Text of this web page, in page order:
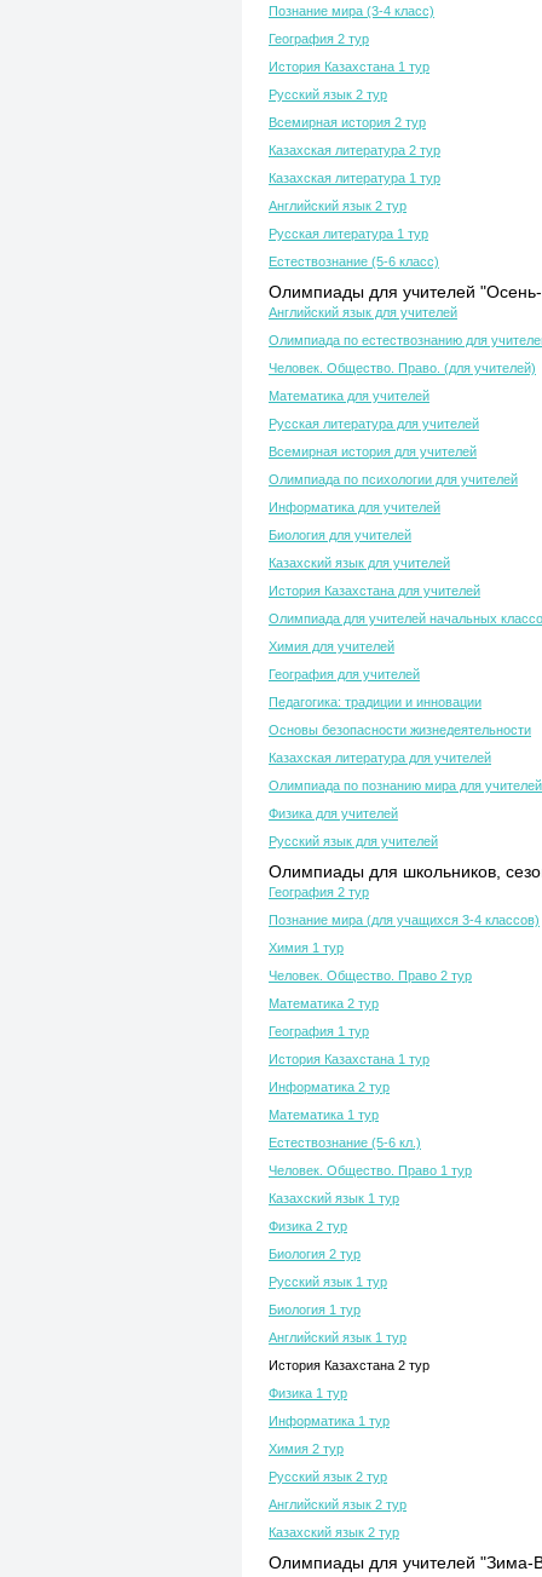
Познание мира (3-4 класс)
География 2 тур
История Казахстана 1 тур
Русский язык 2 тур
Всемирная история 2 тур
Казахская литература 2 тур
Казахская литература 1 тур
Английский язык 2 тур
Русская литература 1 тур
Естествознание (5-6 класс)
Олимпиады для учителей
Английский язык для учителей
Олимпиада по естествознанию для
Человек. Общество. Право. (для учителей)
Математика для учителей
Русская литература для учителей
Всемирная история для учителей
Олимпиада по психологии для учителей
Информатика для учителей
Биология для учителей
Казахский язык для учителей
История Казахстана для учителей
Олимпиада для учителей начальных
Химия для учителей
География для учителей
Педагогика: традиции и инновации
Основы безопасности жизнедеятельности
Казахская литература для учителей
Олимпиада по познанию мира для учителей
Физика для учителей
Русский язык для учителей
Олимпиады для школьников,
География 2 тур
Познание мира (для учащихся 3-4 классов)
Химия 1 тур
Человек. Общество. Право 2 тур
Математика 2 тур
География 1 тур
История Казахстана 1 тур
Информатика 2 тур
Математика 1 тур
Естествознание (5-6 кл.)
Человек. Общество. Право 1 тур
Казахский язык 1 тур
Физика 2 тур
Биология 2 тур
Русский язык 1 тур
Биология 1 тур
Английский язык 1 тур
История Казахстана 2 тур
Физика 1 тур
Информатика 1 тур
Химия 2 тур
Русский язык 2 тур
Английский язык 2 тур
Казахский язык 2 тур
Олимпиады для учителей "Зима-